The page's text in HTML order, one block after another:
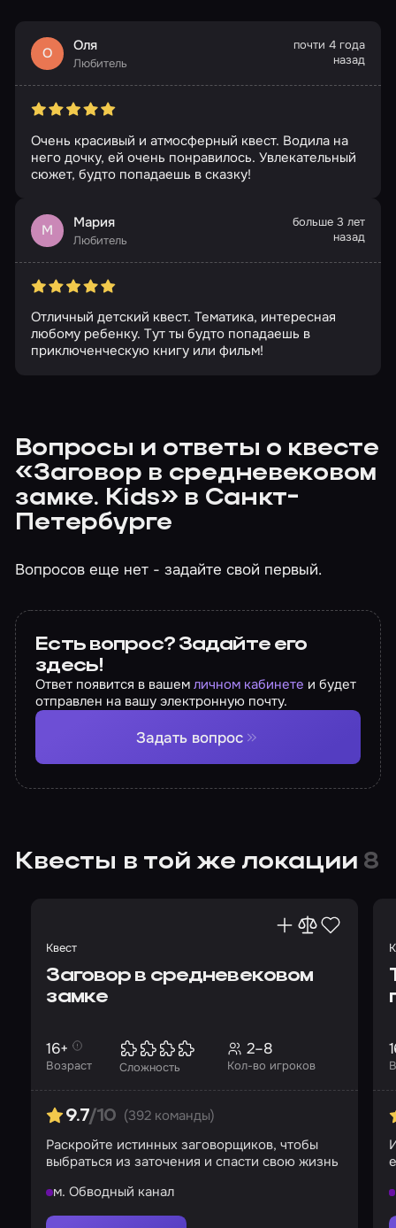
О Оля
Любитель
почти 4 года
назад
Очень красивый и атмосферный квест. Водила на
него дочку, ей очень понравилось. Увлекательный
сюжет, будто попадаешь в сказку!
М Мария
Любитель
больше 3 лет
назад
Отличный детский квест. Тематика, интересная
любому ребенку. Тут ты будто попадаешь в
приключенческую книгу или фильм!
Вопросы и ответы о квесте
«Заговор в средневековом
замке. Kids» в Санкт-
Петербурге
Вопросов еще нет - задайте свой первый.
Есть вопрос? Задайте его
здесь!
Ответ появится в вашемличном кабинете и будет
отправлен на вашу электронную почту.
Задать вопрос
Квесты в той же локации 8
Квест
Заговор в средневековом
замке
Возраст
16+
Сложность Кол-во игроков
2–8
9.7/10 (392 команды)
Раскройте истинных заговорщиков, чтобы
выбраться из заточения и спасти свою жизнь
м. Обводный канал